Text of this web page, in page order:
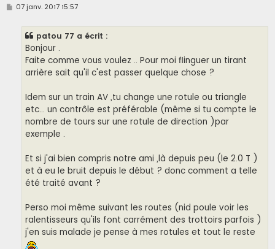
M
07 janv. 2017 15:57
patou 77 a écrit :
Bonjour .
Faite comme vous voulez .. Pour moi flinguer un tirant
arrière sait qu'il c'est passer quelque chose ?
Idem sur un train AV ,tu change une rotule ou triangle
etc... un contrôle est préférable (même si tu compte le
nombre de tours sur une rotule de direction )par
exemple .
Et si j'ai bien compris notre ami ,là depuis peu (le 2.0 T )
et à eu le bruit depuis le début ? donc comment a telle
été traité avant ?
Perso moi même suivant les routes (nid poule voir les
ralentisseurs qu'ils font carrément des trottoirs parfois )
j'en suis malade je pense à mes rotules et tout le reste